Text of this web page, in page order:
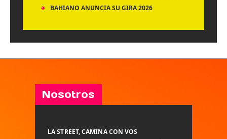
BAHIANO ANUNCIA SU GIRA 2026
Nosotros
LA STREET, CAMINA CON VOS